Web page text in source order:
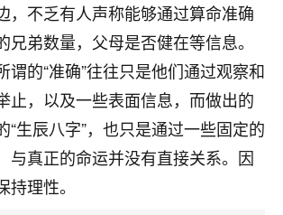
，不乏有人声称能够通过算命准确
兄弟数量，父母是否健在等信息。
谓的“准确”往往只是他们通过观察和
止，以及一些表面信息，而做出的
“生辰八字”，也只是通过一些固定的
与真正的命运并没有直接关系。因
理性。
自湖北 19
的，这两年，生意屡屡受挫，店开一家关
生意不好，生意好的就出事。前些年攒的
了，真是倒霉！我也想找人看看到底怎么
可以找老师看看，人有时不服命不行